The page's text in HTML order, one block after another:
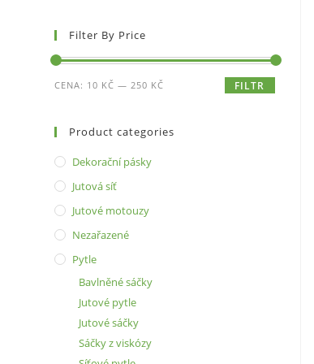
Filter By Price
Minimální
Maximální
FILTR
CENA: 10 KČ — 250 KČ
Product categories
Dekorační pásky
Jutová síť
Jutové motouzy
Nezařazené
Pytle
Bavlněné sáčky
Jutové pytle
Jutové sáčky
Sáčky z viskózy